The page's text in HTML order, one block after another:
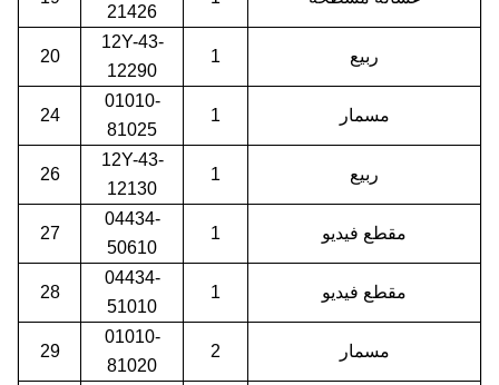
21426
20
12Y-43-
12290
1 ربيع
24
01010-
81025
1 مسمار
26
12Y-43-
12130
1 ربيع
27
04434-
50610
1 مقطع فيديو
28
04434-
51010
1 مقطع فيديو
29
01010-
81020
2 مسمار